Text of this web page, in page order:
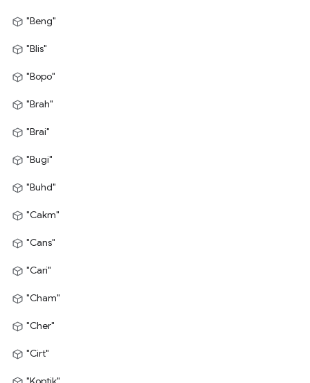
"Beng"
"Blis"
"Bopo"
"Brah"
"Brai"
"Bugi"
"Buhd"
"Cakm"
"Cans"
"Cari"
"Cham"
"Cher"
"Cirt"